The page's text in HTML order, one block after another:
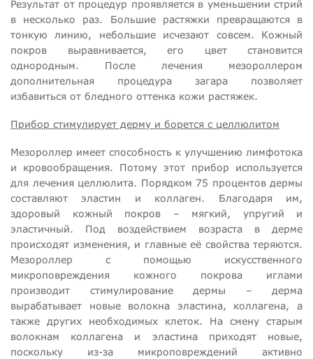
Результат от процедур проявляется в уменьшении стрий
в несколько раз. Большие растяжки превращаются в
тонкую линию, небольшие исчезают совсем. Кожный
покров выравнивается, его цвет становится
однородным. После лечения мезороллером
дополнительная процедура загара позволяет
избавиться от бледного оттенка кожи растяжек.
Прибор стимулирует дерму и борется с целлюлитом
Мезороллер имеет способность к улучшению лимфотока
и кровообращения. Потому этот прибор используется
для лечения целлюлита. Порядком 75 процентов дермы
составляют эластин и коллаген. Благодаря им,
здоровый кожный покров – мягкий, упругий и
эластичный. Под воздействием возраста в дерме
происходят изменения, и главные её свойства теряются.
Мезороллер с помощью искусственного
микроповреждения кожного покрова иглами
производит стимулирование дермы – дерма
вырабатывает новые волокна эластина, коллагена, а
также других необходимых клеток. На смену старым
волокнам коллагена и эластина приходят новые,
поскольку из-за микроповреждений активно